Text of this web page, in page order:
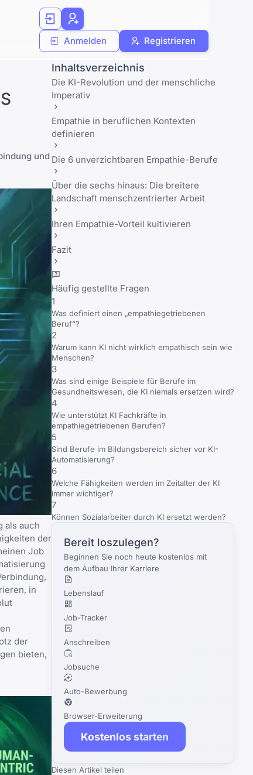
Anmelden Registrieren
und
als auch
der
Job
in
der
bieten,
Inhaltsverzeichnis
Die KI-Revolution und der menschliche
Imperativ
Empathie in beruflichen Kontexten
definieren
Die 6 unverzichtbaren Empathie-Berufe
Über die sechs hinaus: Die breitere
Landschaft menschzentrierter Arbeit
Ihren Empathie-Vorteil kultivieren
Fazit
Häufig gestellte Fragen
1
Was definiert einen „empathiegetriebenen
Beruf“?
2
Warum kann KI nicht wirklich empathisch sein wie
Menschen?
3
Was sind einige Beispiele für Berufe im
Gesundheitswesen, die KI niemals ersetzen wird?
4
Wie unterstützt KI Fachkräfte in
empathiegetriebenen Berufen?
5
Sind Berufe im Bildungsbereich sicher vor KI-
Automatisierung?
6
Welche Fähigkeiten werden im Zeitalter der KI
immer wichtiger?
7
Können Sozialarbeiter durch KI ersetzt werden?
Bereit loszulegen?
Beginnen Sie noch heute kostenlos mit
dem Aufbau Ihrer Karriere
Lebenslauf
Job-Tracker
Anschreiben
Jobsuche
Auto-Bewerbung
Browser-Erweiterung
Kostenlos starten
Diesen Artikel teilen